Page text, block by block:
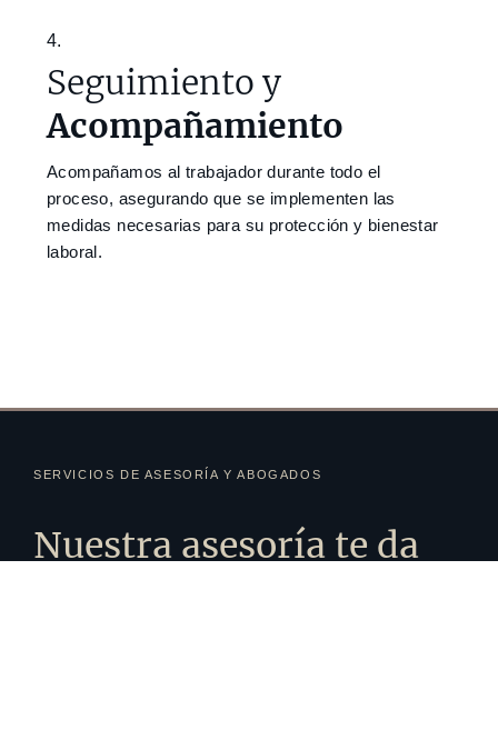
4.
Seguimiento y
Acompañamiento
Acompañamos al trabajador durante todo el
proceso, asegurando que se implementen las
medidas necesarias para su protección y bienestar
laboral.
SERVICIOS DE ASESORÍA Y ABOGADOS
Nuestra asesoría te da